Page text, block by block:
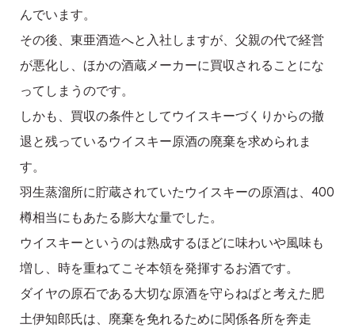
んでいます。
その後、東亜酒造へと入社しますが、父親の代で経営
が悪化し、ほかの酒蔵メーカーに買収されることにな
ってしまうのです。
しかも、買収の条件としてウイスキーづくりからの撤
退と残っているウイスキー原酒の廃棄を求められま
す。
羽生蒸溜所に貯蔵されていたウイスキーの原酒は、400
樽相当にもあたる膨大な量でした。
ウイスキーというのは熟成するほどに味わいや風味も
増し、時を重ねてこそ本領を発揮するお酒です。
ダイヤの原石である大切な原酒を守らねばと考えた肥
土伊知郎氏は、廃棄を免れるために関係各所を奔走